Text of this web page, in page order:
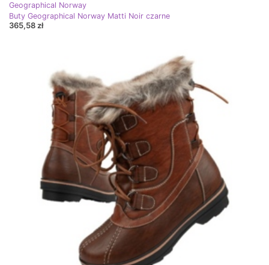
Geographical Norway
Buty Geographical Norway Matti Noir czarne
365,58 zł